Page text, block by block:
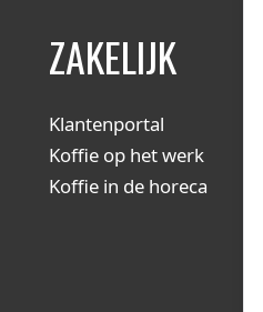
ZAKELIJK
Klantenportal
Koffie op het werk
Koffie in de horeca